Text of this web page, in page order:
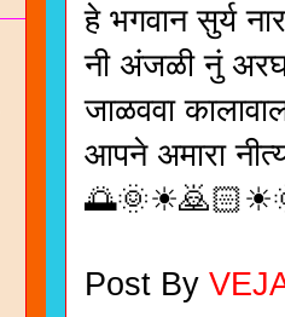
हे भगवान सुर्य
नी अंजळी नुं
जाळववा
आपने अमारा
Post By